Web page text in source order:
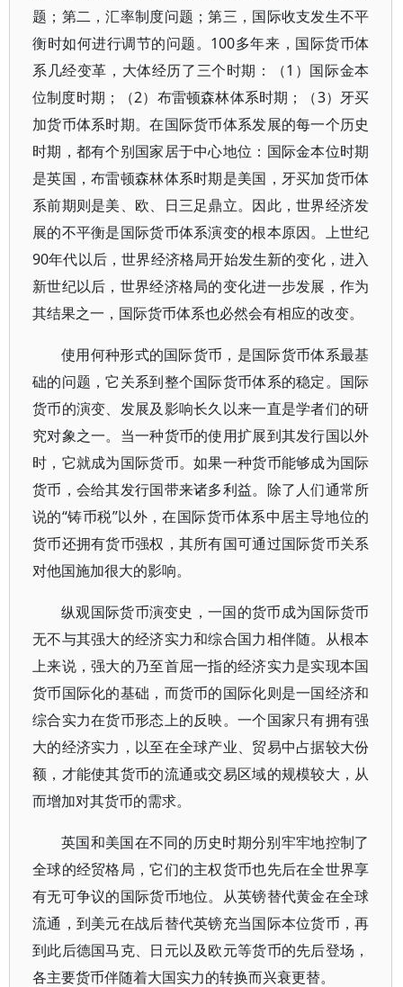
题；第二，汇率制度问题；第三，国际收支发生不平
衡时如何进行调节的问题。100多年来，国际货币体
系几经变革，大体经历了三个时期：（1）国际金本
位制度时期；（2）布雷顿森林体系时期；（3）牙买
加货币体系时期。在国际货币体系发展的每一个历史
时期，都有个别国家居于中心地位：国际金本位时期
是英国，布雷顿森林体系时期是美国，牙买加货币体
系前期则是美、欧、日三足鼎立。因此，世界经济发
展的不平衡是国际货币体系演变的根本原因。上世纪
90年代以后，世界经济格局开始发生新的变化，进入
新世纪以后，世界经济格局的变化进一步发展，作为
其结果之一，国际货币体系也必然会有相应的改变。
使用何种形式的国际货币，是国际货币体系最基
础的问题，它关系到整个国际货币体系的稳定。国际
货币的演变、发展及影响长久以来一直是学者们的研
究对象之一。当一种货币的使用扩展到其发行国以外
时，它就成为国际货币。如果一种货币能够成为国际
货币，会给其发行国带来诸多利益。除了人们通常所
说的“铸币税”以外，在国际货币体系中居主导地位的
货币还拥有货币强权，其所有国可通过国际货币关系
对他国施加很大的影响。
纵观国际货币演变史，一国的货币成为国际货币
无不与其强大的经济实力和综合国力相伴随。从根本
上来说，强大的乃至首屈一指的经济实力是实现本国
货币国际化的基础，而货币的国际化则是一国经济和
综合实力在货币形态上的反映。一个国家只有拥有强
大的经济实力，以至在全球产业、贸易中占据较大份
额，才能使其货币的流通或交易区域的规模较大，从
而增加对其货币的需求。
英国和美国在不同的历史时期分别牢牢地控制了
全球的经贸格局，它们的主权货币也先后在全世界享
有无可争议的国际货币地位。从英镑替代黄金在全球
流通，到美元在战后替代英镑充当国际本位货币，再
到此后德国马克、日元以及欧元等货币的先后登场，
各主要货币伴随着大国实力的转换而兴衰更替。